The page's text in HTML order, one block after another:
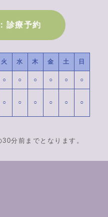
診療予約
火 水 木 金 土 日
○ ○ ○ ○ ○ ○
○ ○ ○ ○ ○ ○
分前までとなります。